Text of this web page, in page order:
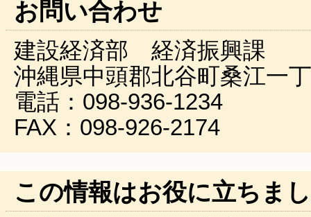
お問い合わせ
建設経済部 経済振興課
沖縄県中頭郡北谷町桑江一
電話：098-936-1234
FAX：098-926-2174
この情報はお役に立ちま